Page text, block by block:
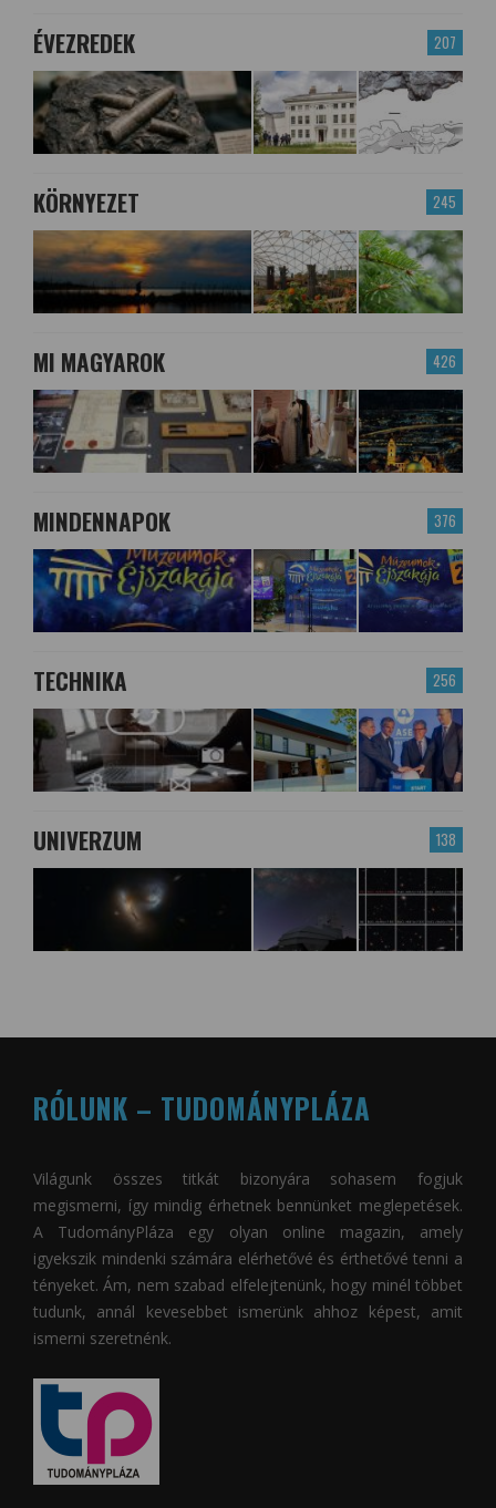
207
ÉVEZREDEK
245
KÖRNYEZET
426
MI MAGYAROK
376
MINDENNAPOK
256
TECHNIKA
138
UNIVERZUM
RÓLUNK – TUDOMÁNYPLÁZA
Világunk összes titkát bizonyára sohasem fogjuk
megismerni, így mindig érhetnek bennünket meglepetések.
A TudományPláza egy olyan online magazin, amely
igyekszik mindenki számára elérhetővé és érthetővé tenni a
tényeket. Ám, nem szabad elfelejtenünk, hogy minél többet
tudunk, annál kevesebbet ismerünk ahhoz képest, amit
ismerni szeretnénk.